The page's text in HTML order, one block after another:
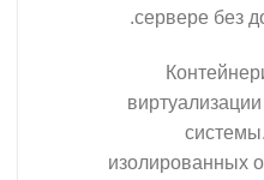
сервере без
изолированных